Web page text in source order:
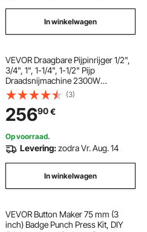
In winkelwagen
VEVOR Draagbare Pijpinrijger 1/2",
3/4", 1", 1-1/4", 1-1/2" Pijp
Draadsnijmachine 2300W
Handbediend Pijpinrijger Gemaakt
van Volledig Koperdraad met 22
RPM Spilsnelheid Gebruikt in de
Bouwindustrie
(3)
25690€
Op voorraad.
Levering:zodra Vr. Aug. 14
In winkelwagen
VEVOR Button Maker 75 mm (3
inch) Badge Punch Press Kit, DIY